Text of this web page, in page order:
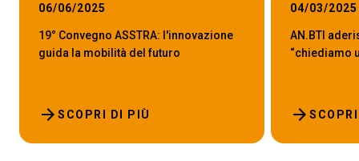
06/06/2025
19° Convegno ASSTRA: l'innovazione
guida la mobilità del futuro
SCOPRI DI PIÙ
arrow_forward
04/03/2025
AN.BTI
“chiediamo
arrow_forward